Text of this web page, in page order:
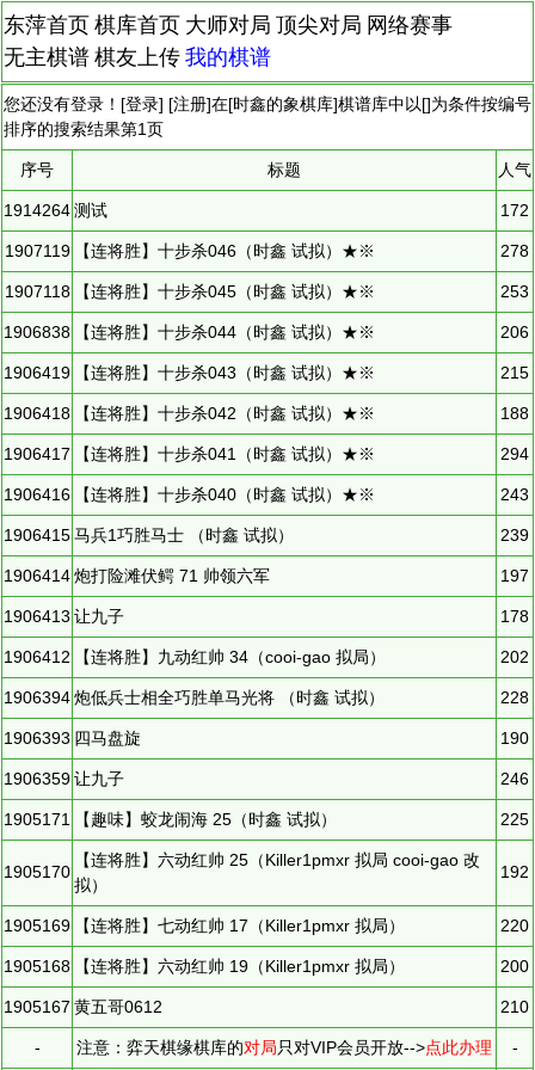
东萍首页 棋库首页 大师对局 顶尖对局 网络赛事
无主棋谱 棋友上传 我的棋谱
您还没有登录！[登录] [注册]在[时鑫的象棋库]棋谱库中以[]为条件按编号
排序的搜索结果第1页
序号 标题 人气
1914264测试 172
1907119 【连将胜】十步杀046（时鑫 试拟）★※ 278
1907118 【连将胜】十步杀045（时鑫 试拟）★※ 253
1906838 【连将胜】十步杀044（时鑫 试拟）★※ 206
1906419 【连将胜】十步杀043（时鑫 试拟）★※ 215
1906418 【连将胜】十步杀042（时鑫 试拟）★※ 188
1906417 【连将胜】十步杀041（时鑫 试拟）★※ 294
1906416 【连将胜】十步杀040（时鑫 试拟）★※ 243
1906415马兵1巧胜马士 （时鑫 试拟） 239
1906414炮打险滩伏鳄 71 帅领六军 197
1906413 让九子 178
1906412 【连将胜】九动红帅 34（cooi-gao 拟局） 202
1906394炮低兵士相全巧胜单马光将 （时鑫 试拟） 228
1906393 四马盘旋 190
1906359让九子 246
1905171 【趣味】蛟龙闹海 25（时鑫 试拟） 225
1905170
【连将胜】六动红帅 25（Killer1pmxr 拟局 cooi-gao 改
拟）
192
1905169 【连将胜】七动红帅 17（Killer1pmxr 拟局） 220
1905168 【连将胜】六动红帅 19（Killer1pmxr 拟局） 200
1905167 黄五哥0612 210
- 注意：弈天棋缘棋库的对局只对VIP会员开放-->点此办理 -